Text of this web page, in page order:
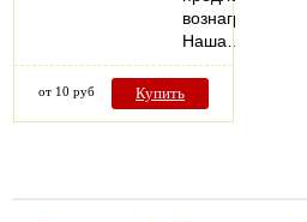
вознаграждение.
Наша…
от 10 руб Купить